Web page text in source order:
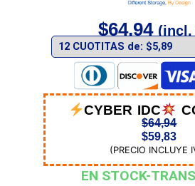
$64,94 (incl.
CYBER IDC
$64,94
$59,83
(PRECIO INCLUYE
EN STOCK-